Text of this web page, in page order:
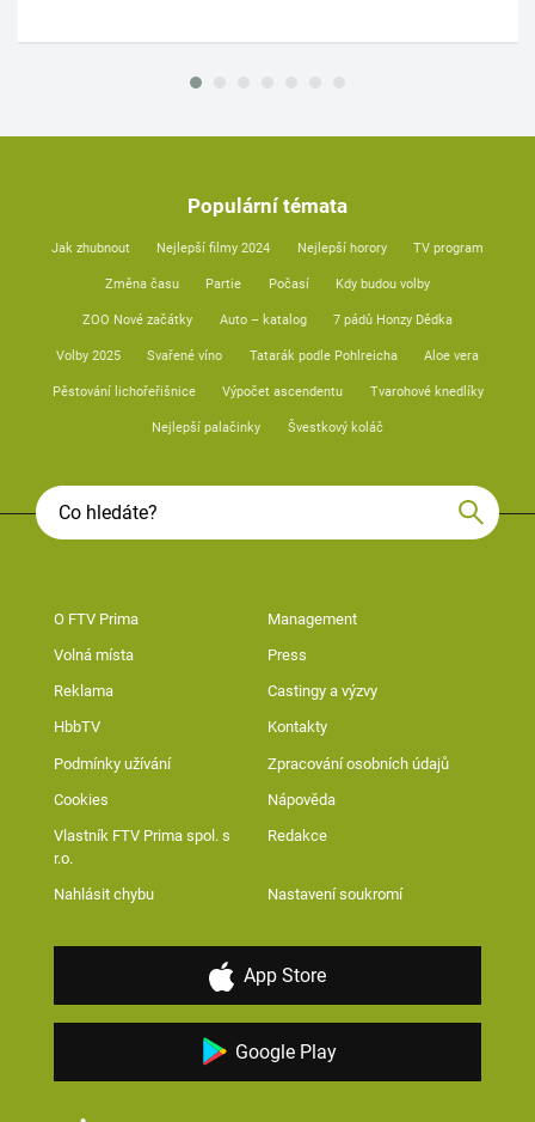
Populární témata
Jak zhubnout Nejlepší filmy 2024 Nejlepší horory TV program
Změna času Partie Počasí Kdy budou volby
ZOO Nové začátky Auto – katalog 7 pádů Honzy Dědka
Volby 2025 Svařené víno Tatarák podle Pohlreicha Aloe vera
Pěstování lichořeřišnice Výpočet ascendentu Tvarohové knedlíky
Nejlepší palačinky Švestkový koláč
O FTV Prima Management
Volná místa Press
Reklama Castingy a výzvy
HbbTV Kontakty
Podmínky užívání Zpracování osobních údajů
Cookies Nápověda
Vlastník FTV Prima spol. s
r.o.
Redakce
Nahlásit chybu Nastavení soukromí
App Store
Google Play